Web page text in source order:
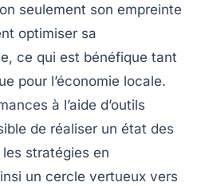
seulement son empreinte
optimiser sa
ce qui est bénéfique tant
pour l’économie locale.
à l’aide d’outils
de réaliser un état des
les stratégies en
un cercle vertueux vers